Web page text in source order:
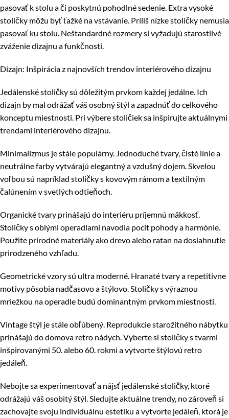
pasovať k stolu a či poskytnú pohodlné sedenie. Extra vysoké
stoličky môžu byť ťažké na vstávanie. Príliš nízke stoličky nemusia
pasovať ku stolu. Neštandardné rozmery si vyžadujú starostlivé
zváženie dizajnu a funkčnosti.
Dizajn: Inšpirácia z najnovších trendov interiérového dizajnu
Jedálenské stoličky sú dôležitým prvkom každej jedálne. Ich
dizajn by mal odrážať váš osobný štýl a zapadnúť do celkového
konceptu miestnosti. Pri výbere stoličiek sa inšpirujte aktuálnymi
trendami interiérového dizajnu.
Minimalizmus je stále populárny. Jednoduché tvary, čisté línie a
neutrálne farby vytvárajú elegantný a vzdušný dojem. Skvelou
voľbou sú napríklad stoličky s kovovým rámom a textilným
čalúnením v svetlých odtieňoch.
Organické tvary prinášajú do interiéru príjemnú mäkkosť.
Stoličky s oblými operadlami navodia pocit pohody a harmónie.
Použite prírodné materiály ako drevo alebo ratan na dosiahnutie
prirodzeného vzhľadu.
Geometrické vzory sú ultra moderné. Hranaté tvary a repetitívne
motívy pôsobia nadčasovo a štýlovo. Stoličky s výraznou
mriežkou na operadle budú dominantným prvkom miestnosti.
Vintage štýl je stále obľúbený. Reprodukcie starožitného nábytku
prinášajú do domova retro nádych. Vyberte si stoličky s tvarmi
inšpirovanými 50. alebo 60. rokmi a vytvorte štýlovú retro
jedáleň.
Nebojte sa experimentovať a nájsť jedálenské stoličky, ktoré
odrážajú váš osobitý štýl. Sledujte aktuálne trendy, no zároveň si
zachovajte svoju individuálnu estetiku a vytvorte jedáleň, ktorá je